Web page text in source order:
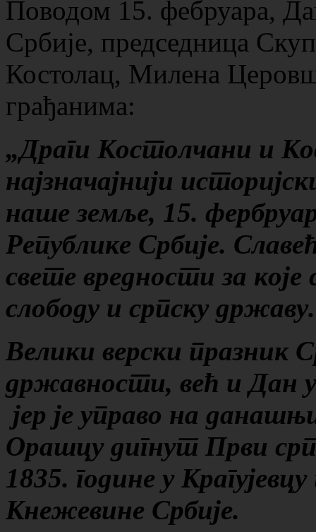
Поводом 15. фебруара,
Србије, председница
Костолац, Милена
грађанима:
„Драги Костолчани и
најзначајнији
наше земље, 15.
Републике Србије. С
свете вредности за
слободу и српску државу.
Велики верски празник
државности, већ и Дан
јер је управо на д
Орашцу дигнут Први
1835. године у
Кнежевине Србије.